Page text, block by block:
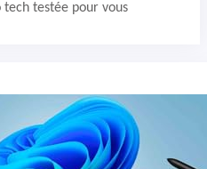
testée pour vous